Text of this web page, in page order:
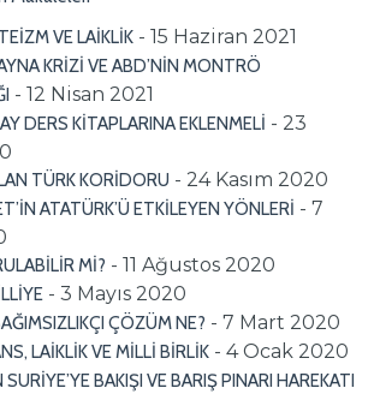
VE LAİKLİK - 15 Haziran 2021
KRİZİ VE ABD’NİN MONTRÖ
- 12 Nisan 2021
DERS KİTAPLARINA EKLENMELİ - 23
TÜRK KORİDORU - 24 Kasım 2020
ATATÜRK’Ü ETKİLEYEN YÖNLERİ - 7
Mİ? - 11 Ağustos 2020
- 3 Mayıs 2020
ÇÖZÜM NE? - 7 Mart 2020
LAİKLİK VE MİLLİ BİRLİK - 4 Ocak 2020
SURİYE’YE BAKIŞI VE BARIŞ PINARI HAREKATI